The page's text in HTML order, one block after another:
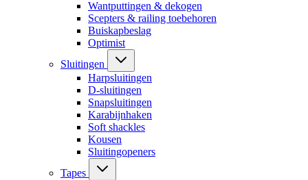
Wantputtingen & dekogen
Scepters & railing toebehoren
Buiskapbeslag
Optimist
Sluitingen
Harpsluitingen
D-sluitingen
Snapsluitingen
Karabijnhaken
Soft shackles
Kousen
Sluitingopeners
Tapes